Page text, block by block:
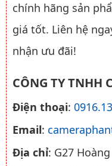
chính hãng sản
giá tốt. Liên hệ
nhận ưu đãi!
CÔNG TY TNHH
Điện thoại:
Email:
Địa chỉ: G27